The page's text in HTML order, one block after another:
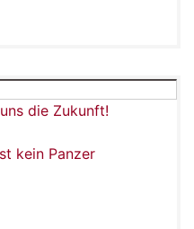
die Zukunft!
kein Panzer